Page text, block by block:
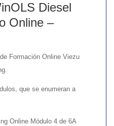
Diesel
Online –
Formación Online Viezu
que se enumeran a
Online Módulo 4 de 6A